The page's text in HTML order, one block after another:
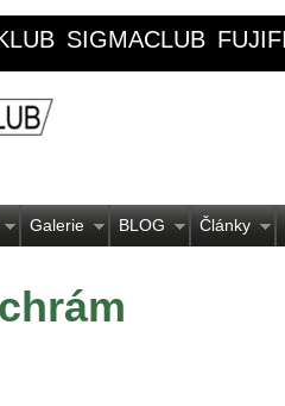
SIGMACLUB
Galerie BLOG Články
chrám